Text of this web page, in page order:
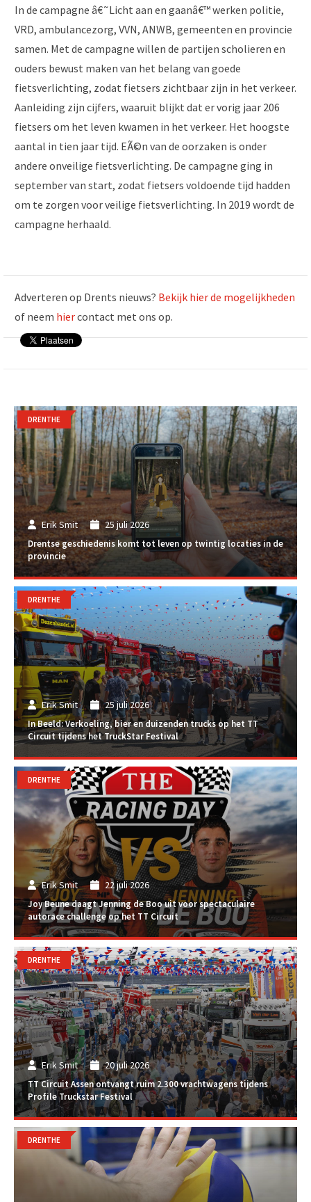
In de campagne â€˜Licht aan en gaanâ€™ werken politie,
VRD, ambulancezorg, VVN, ANWB, gemeenten en provincie
samen. Met de campagne willen de partijen scholieren en
ouders bewust maken van het belang van goede
fietsverlichting, zodat fietsers zichtbaar zijn in het verkeer.
Aanleiding zijn cijfers, waaruit blijkt dat er vorig jaar 206
fietsers om het leven kwamen in het verkeer. Het hoogste
aantal in tien jaar tijd. EÃ©n van de oorzaken is onder
andere onveilige fietsverlichting. De campagne ging in
september van start, zodat fietsers voldoende tijd hadden
om te zorgen voor veilige fietsverlichting. In 2019 wordt de
campagne herhaald.
Adverteren op Drents nieuws? Bekijk hier de mogelijkheden
of neem hiercontact met ons op.
Erik Smit 25 juli 2026
Drentse geschiedenis komt tot leven op twintig locaties in de
provincie
DRENTHE
Erik Smit 25 juli 2026
In Beeld: Verkoeling, bier en duizenden trucks op het TT
Circuit tijdens het TruckStar Festival
DRENTHE
Erik Smit 22 juli 2026
Joy Beune daagt Jenning de Boo uit voor spectaculaire
autorace challenge op het TT Circuit
DRENTHE
Erik Smit 20 juli 2026
TT Circuit Assen ontvangt ruim 2.300 vrachtwagens tijdens
Profile Truckstar Festival
DRENTHE
DRENTHE